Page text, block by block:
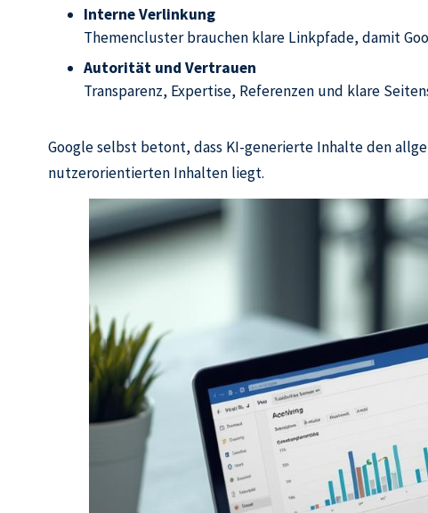
Interne Verlinkung
Themencluster brauchen klare Linkpfade, damit
Autorität und Vertrauen
Transparenz, Expertise, Referenzen und klare
Google selbst betont, dass KI-generierte Inhalte den
nutzerorientierten Inhalten liegt.